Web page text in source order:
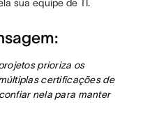
sua equipe de TI.
prioriza os
certificações de
nela para manter